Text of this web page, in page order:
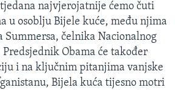
najvjerojatnije ćemo čuti
u osoblju Bijele kuće, među njima
Summersa, čelnika Nacionalnog
Obama će također
i na ključnim pitanjima vanjske
Bijela kuća tijesno motri